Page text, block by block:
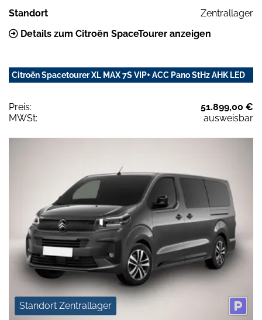
Standort
Zentrallager
Details zum Citroën SpaceTourer anzeigen
Citroën Spacetourer XL MAX 7S VIP+ ACC Pano StHz AHK LED
Preis:
51.899,00 €
MWSt:
ausweisbar
Standort Zentrallager